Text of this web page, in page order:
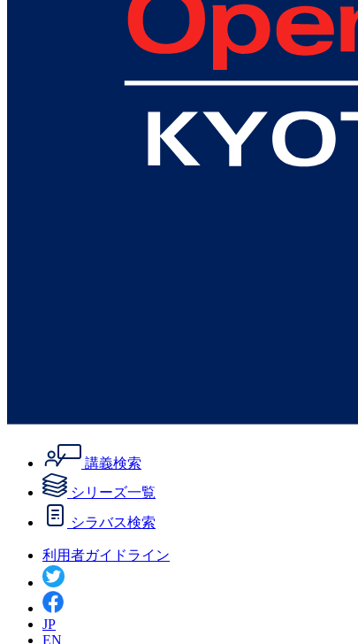
講義検索
シリーズ一覧
シラバス検索
利用者ガイドライン
JP
EN